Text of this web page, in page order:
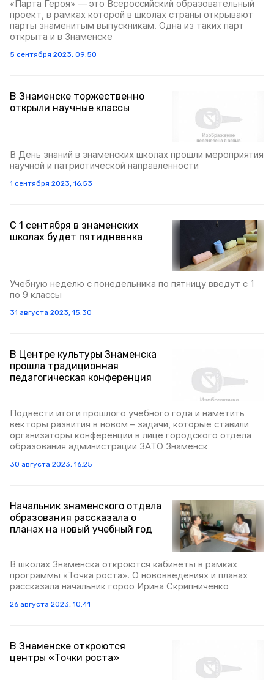
«Парта Героя» — это Всероссийский образовательный
проект, в рамках которой в школах страны открывают
парты знаменитым выпускникам. Одна из таких парт
открыта и в Знаменске
5 сентября 2023, 09:50
В Знаменске торжественно
открыли научные классы
В День знаний в знаменских школах прошли мероприятия
научной и патриотической направленности
1 сентября 2023, 16:53
С 1 сентября в знаменских
школах будет пятидневнка
Учебную неделю с понедельника по пятницу введут с 1
по 9 классы
31 августа 2023, 15:30
В Центре культуры Знаменска
прошла традиционная
педагогическая конференция
Подвести итоги прошлого учебного года и наметить
векторы развития в новом – задачи, которые ставили
организаторы конференции в лице городского отдела
образования администрации ЗАТО Знаменск
30 августа 2023, 16:25
Начальник знаменского отдела
образования рассказала о
планах на новый учебный год
В школах Знаменска откроются кабинеты в рамках
программы «Точка роста». О нововведениях и планах
рассказала начальник гороо Ирина Скрипниченко
26 августа 2023, 10:41
В Знаменске откроются
центры «Точки роста»